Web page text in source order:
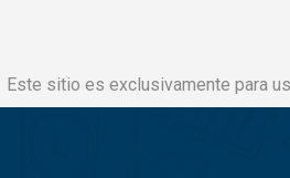
Este sitio es exclusivamente para